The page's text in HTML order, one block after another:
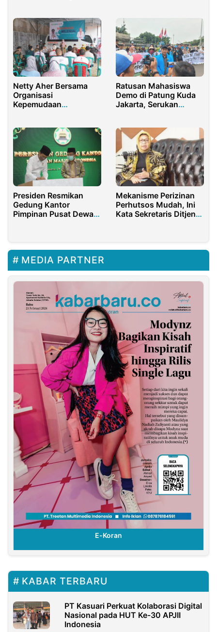
Netty Aher Bersama
Organisasi
Kepemudaan
Gratis
Ratusan Mahasiswa
Demo di Patung Kuda
Jakarta, Serukan
Presiden Resmikan
Gedung Kantor
Pimpinan Pusat Dewan
Mekanisme Perizinan
Perhutsos Mudah, Ini
Kata Sekretaris Ditjen
MEDIA PARTNER
E-Koran
KABAR TERBARU
PT Kasuari Perkuat Kolaborasi Digital
Nasional pada HUT Ke-30 APJII
Indonesia